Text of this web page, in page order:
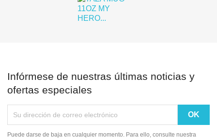
Infórmese de nuestras últimas noticias y
ofertas especiales
Puede darse de baja en cualquier momento. Para ello, consulte nuestra